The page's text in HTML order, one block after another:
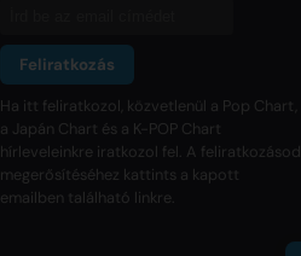
Feliratkozás
Ha itt feliratkozol, közvetlenül a Pop Chart,
a Japán Chart és a K-POP Chart
hírleveleinkre iratkozol fel. A feliratkozásod
megerősítéséhez kattints a kapott
emailben található linkre.